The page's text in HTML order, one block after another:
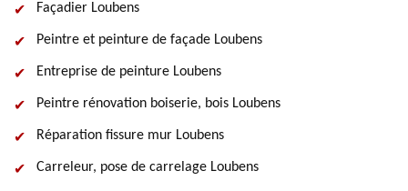
Façadier Loubens
Peintre et peinture de façade Loubens
Entreprise de peinture Loubens
Peintre rénovation boiserie, bois Loubens
Réparation fissure mur Loubens
Carreleur, pose de carrelage Loubens